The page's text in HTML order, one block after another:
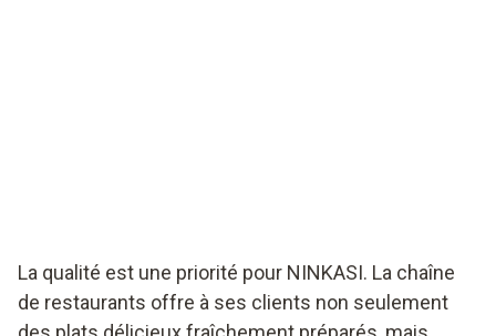
La qualité est une priorité pour NINKASI. La chaîne
de restaurants offre à ses clients non seulement